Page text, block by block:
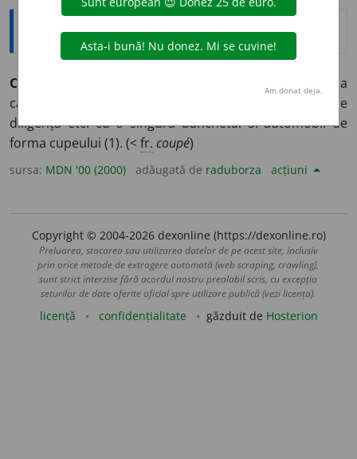
Explicative DEX
CUP
1. trăsură de lux închisă, cu două locuri, la
care vizitiul stă pe capră. 2. compartiment de vagon, de
diligență etc. cu o singură banchetă. 3. automobil de
forma cupeului (1). (<fr. coupé)
sursa: MDN '00 (2000) adăugată de raduborza acțiuni
Copyright © 2004-2026 dexonline (https://dexonline.ro)
Preluarea, stocarea sau utilizarea datelor de pe acest site, inclusiv
prin orice metode de extragere automată (web scraping, crawling),
sunt strict interzise fără acordul nostru prealabil scris, cu excepția
seturilor de date oferite oficial spre utilizare publică (vezi licența).
licență confidențialitate găzduit de Hosterion
Am donat deja.